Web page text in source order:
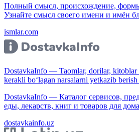
Полный смысл, происхождение,
Узнайте смысл своего имени и имён
ismlar.com
DostavkaInfo — Taomlar, dorilar, kitoblar
kerakli bo‘lagan narsalarni yetkazib
DostavkaInfo — Каталог сервисов,
еды, лекарств, книг и товаров для
dostavkainfo.uz